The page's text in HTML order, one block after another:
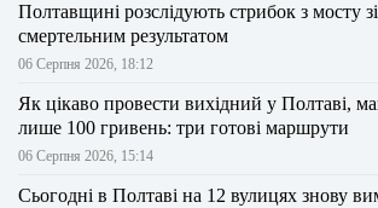
Полтавщині розслідують стрибок з мосту зі
смертельним результатом
06 Серпня 2026, 18:12
Як цікаво провести вихідний у Полтаві,
лише 100 гривень: три готові маршрути
06 Серпня 2026, 15:14
Сьогодні в Полтаві на 12 вулицях знову